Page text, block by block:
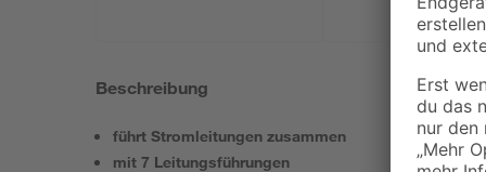
Beschreibung
führt Stromleitungen zusammen
mit 7 Leitungsführungen